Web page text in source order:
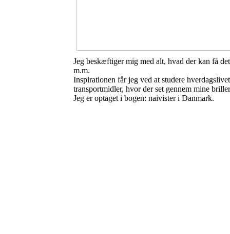
Jeg beskæftiger mig med alt, hvad der kan få
m.m.
Inspirationen får jeg ved at studere
transportmidler, hvor der set gennem mine
Jeg er optaget i bogen: naivister i Danmark.